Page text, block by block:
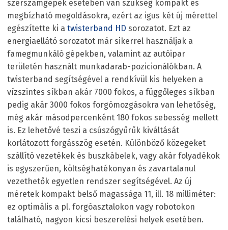
szerszámgépek esetében van szükség kompakt és
megbízható megoldásokra, ezért az igus két új mérettel
egészítette ki a twisterband HD sorozatot. Ezt az
energiaellátó sorozatot már sikerrel használjak a
famegmunkáló gépekben, valamint az autóipar
területén használt munkadarab-pozicionálókban. A
twisterband segítségével a rendkívül kis helyeken a
vízszintes síkban akár 7000 fokos, a függőleges síkban
pedig akár 3000 fokos forgómozgásokra van lehetőség,
még akár másodpercenként 180 fokos sebesség mellett
is. Ez lehetővé teszi a csúszógyűrűk kiváltását
korlátozott forgásszög esetén. Különböző közegeket
szállító vezetékek és buszkábelek, vagy akár folyadékok
is egyszerűen, költséghatékonyan és zavartalanul
vezethetők egyetlen rendszer segítségével. Az új
méretek kompakt belső magassága 11, ill. 18 milliméter:
ez optimális a pl. forgóasztalokon vagy robotokon
található, nagyon kicsi beszerelési helyek esetében.